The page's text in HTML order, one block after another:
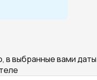
в выбранные вами